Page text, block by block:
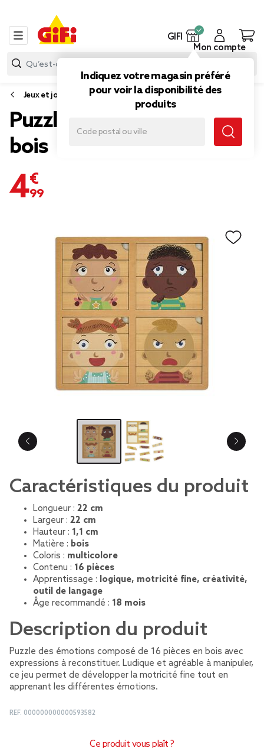
GIFI
Indiquez votre magasin préféré
pour voir la disponibilité des
produits
Mon compte
Jeux et jouets d'éveil
Puzzle des émotions en
bois
4,99 €
Caractéristiques du produit
Longueur : 22 cm
Largeur : 22 cm
Hauteur : 1,1 cm
Matière : bois
Coloris : multicolore
Contenu : 16 pièces
Apprentissage : logique, motricité fine, créativité,
outil de langage
Âge recommandé : 18 mois
Description du produit
Puzzle des émotions composé de 16 pièces en bois avec
expressions à reconstituer. Ludique et agréable à manipuler,
ce jeu permet de développer la motricité fine tout en
apprenant les différentes émotions.
REF. 000000000000593582
Ce produit vous plaît ?